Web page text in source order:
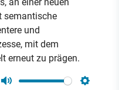
semantische
und
mit dem
erneut zu prägen.